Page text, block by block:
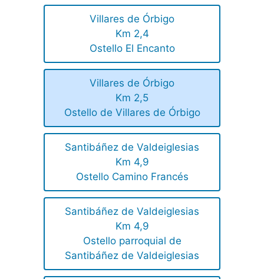
Villares de Órbigo
Km 2,4
Ostello El Encanto
Villares de Órbigo
Km 2,5
Ostello de Villares de Órbigo
Santibáñez de Valdeiglesias
Km 4,9
Ostello Camino Francés
Santibáñez de Valdeiglesias
Km 4,9
Ostello parroquial de
Santibáñez de Valdeiglesias